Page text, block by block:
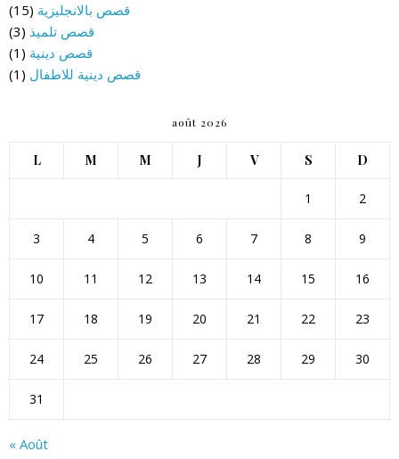
قصص بالانجليزية (15)
قصص تلميذ (3)
قصص دينية (1)
قصص دينية للاطفال (1)
août 2026
L M M J V S D
1 2
3 4 5 6 7 8 9
10 11 12 13 14 15 16
17 18 19 20 21 22 23
24 25 26 27 28 29 30
31
« Août